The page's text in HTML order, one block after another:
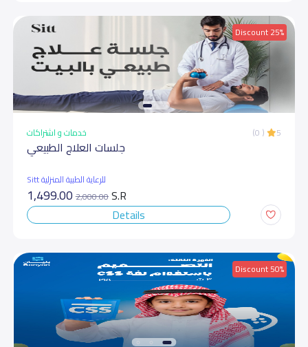
Discount 25%
خدمات و اشتراكات (0 ) 5
جلسات العلاج الطبيعي
Sitt للرعاية الطبية المنزلية
1,499.00 2,000.00S.R
Details
Discount 50%